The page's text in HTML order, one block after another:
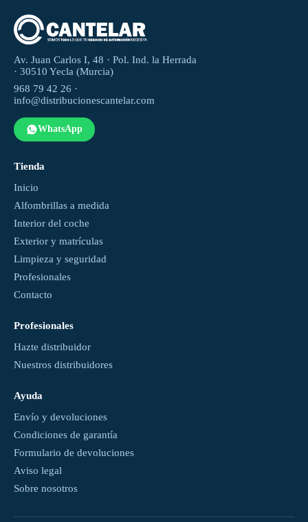
Av. Juan Carlos I, 48 · Pol. Ind. la Herrada
· 30510 Yecla (Murcia)
968 79 42 26 ·
info@distribucionescantelar.com
WhatsApp
Tienda
Inicio
Alfombrillas a medida
Interior del coche
Exterior y matrículas
Limpieza y seguridad
Profesionales
Contacto
Profesionales
Hazte distribuidor
Nuestros distribuidores
Ayuda
Envío y devoluciones
Condiciones de garantía
Formulario de devoluciones
Aviso legal
Sobre nosotros